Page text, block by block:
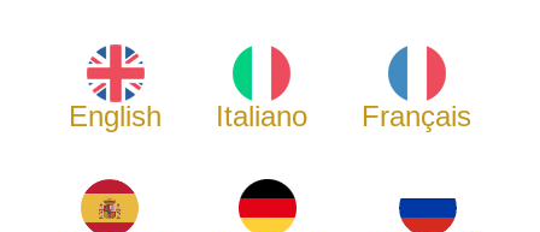
English Italiano Français